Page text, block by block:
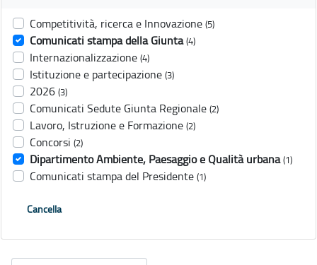
Competitività, ricerca e Innovazione (5)
Comunicati stampa della Giunta (4)
Internazionalizzazione (4)
Istituzione e partecipazione (3)
2026 (3)
Comunicati Sedute Giunta Regionale (2)
Lavoro, Istruzione e Formazione (2)
Concorsi (2)
Dipartimento Ambiente, Paesaggio e Qualità urbana (1)
Comunicati stampa del Presidente (1)
Cancella